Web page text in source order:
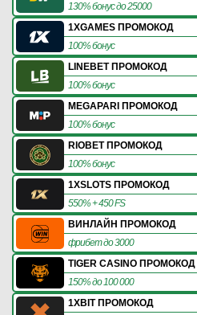
130% бонус до 25000
1XGAMES ПРОМОКОД
100% бонус
LINEBET ПРОМОКОД
100% бонус
MEGAPARI ПРОМОКОД
100% бонус
RIOBET ПРОМОКОД
100% бонус
1XSLOTS ПРОМОКОД
550% + 450 FS
ВИНЛАЙН ПРОМОКОД
фрибет до 3000
TIGER CASINO ПРОМОКОД
150% до 100 000
1XBIT ПРОМОКОД